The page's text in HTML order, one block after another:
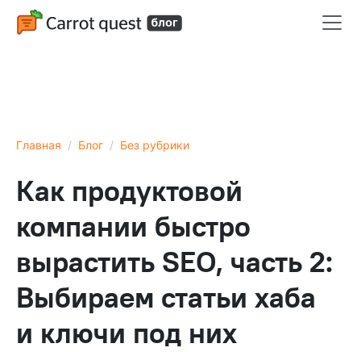
Главная Блог Без рубрики
Как продуктовой
компании быстро
вырастить SEO, часть 2:
Выбираем статьи хаба
и ключи под них